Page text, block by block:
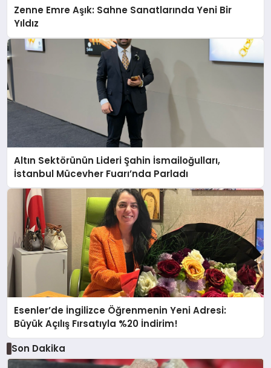
Zenne Emre Aşık: Sahne Sanatlarında Yeni Bir
Yıldız
Altın Sektörünün Lideri Şahin İsmailoğulları,
İstanbul Mücevher Fuarı’nda Parladı ￼
Esenler’de İngilizce Öğrenmenin Yeni Adresi:
Büyük Açılış Fırsatıyla %20 İndirim!
Son Dakika